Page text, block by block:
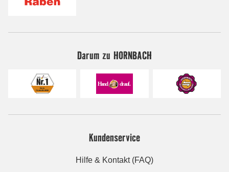
Darum zu HORNBACH
Kundenservice
Hilfe & Kontakt (FAQ)